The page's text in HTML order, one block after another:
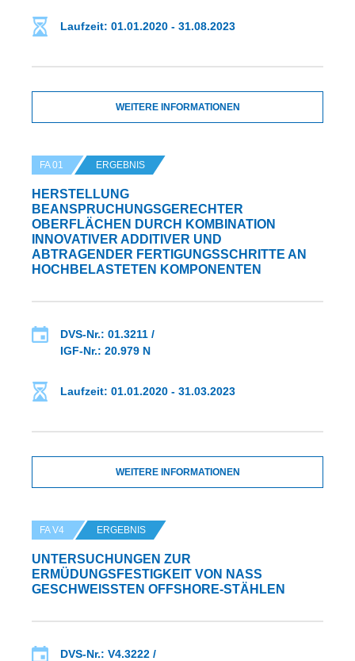
Laufzeit: 01.01.2020 - 31.08.2023
WEITERE INFORMATIONEN
FA 01 ERGEBNIS
HERSTELLUNG
BEANSPRUCHUNGSGERECHTER
OBERFLÄCHEN DURCH KOMBINATION
INNOVATIVER ADDITIVER UND
ABTRAGENDER FERTIGUNGSSCHRITTE AN
HOCHBELASTETEN KOMPONENTEN
DVS-Nr.: 01.3211 /
IGF-Nr.: 20.979 N
Laufzeit: 01.01.2020 - 31.03.2023
WEITERE INFORMATIONEN
FA V4 ERGEBNIS
UNTERSUCHUNGEN ZUR
ERMÜDUNGSFESTIGKEIT VON NASS
GESCHWEISSTEN OFFSHORE-STÄHLEN
DVS-Nr.: V4.3222 /